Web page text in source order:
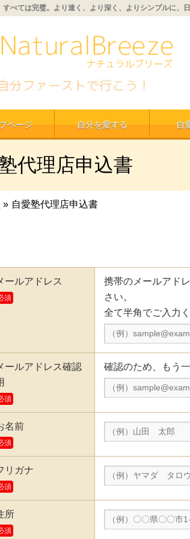
すべては完璧。より速く、より深く、よりシンプルに、
ページ 自分を愛する 自
代理店申込書
» 自愛塾代理店申込書
ールアドレス
須
携帯のメールアド
さい。
全て半角でご入力く
ールアドレス確認
須
確認のため、もう
名前
須
リガナ
須
所
須